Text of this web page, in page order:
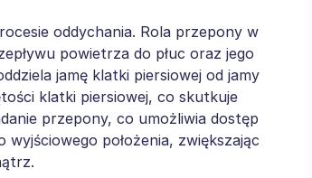
oddychania. Rola przepony w
powietrza do płuc oraz jego
jamę klatki piersiowej od jamy
klatki piersiowej, co skutkuje
przepony, co umożliwia dostęp
położenia, zwiększając